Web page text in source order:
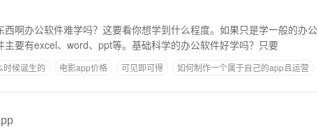
啊办公软件难学吗？这要看你想学到什么程度。如果只是学一般的办公
要有excel、word、ppt等。基础科学的办公软件好学吗？只要
时候诞生的 电影app价格 可见即可得
如何制作一个属于自己的app且运营